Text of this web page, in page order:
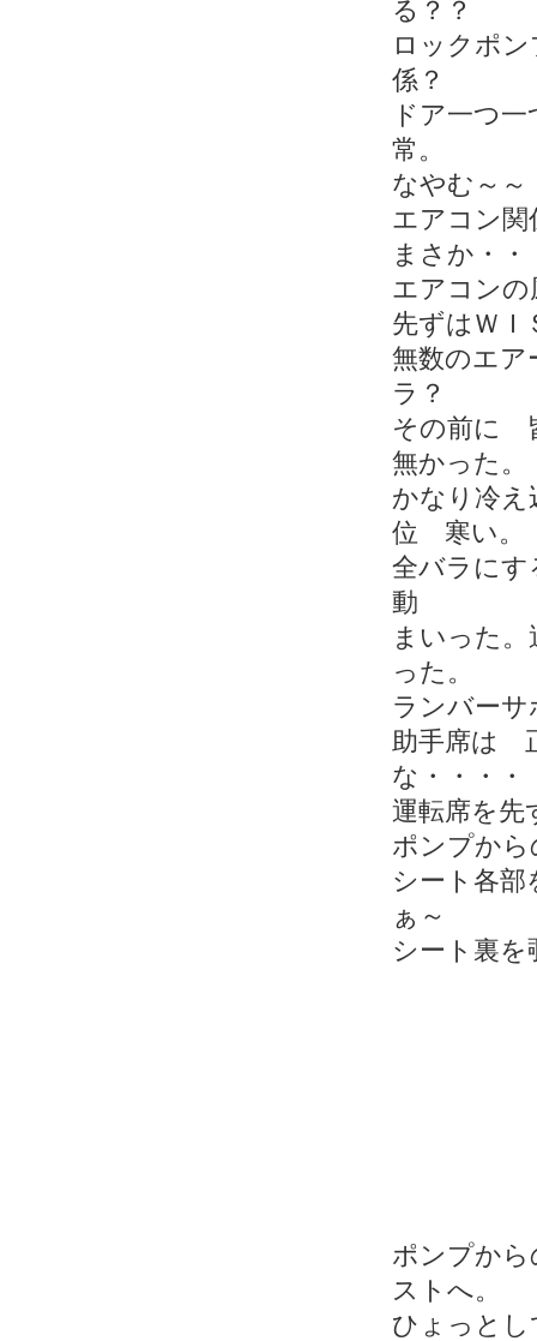
る？？
ロックポ
係？
ドア一つ
常。
なやむ～
エアコン
まさか・
エアコン
先ずはＷＩ
無数のエ
ラ？
その前に
無かった。
かなり冷
位 寒い。
全バラに
動
まいった
った。
ランバー
助手席は
な・・・・
運転席を
ポンプか
シート各
ぁ～
シート裏
ポンプか
ストへ。
ひょっと